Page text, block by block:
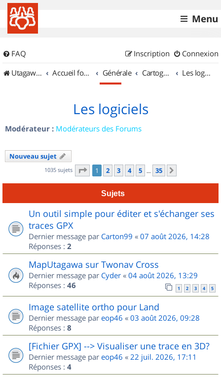
Menu
FAQ Connexion
Inscription
UtagawaVTT (Randos VTT et VTTAE avec traces GPS)
Accueil forum Générale Cartographie et GPS Les logiciels
Les logiciels
Modérateur : Modérateurs des Forums
Nouveau sujet
1035 sujets Page 1sur
1 2 3 4 5 … 35
Sujets
Un outil simple pour éditer et s'échanger ses
traces GPX
Dernier message par Carton99 « 07 août 2026, 14:28
Réponses : 2
MapUtagawa sur Twonav Cross
Dernier message par Cyder « 04 août 2026, 13:29
Réponses : 46 1 2 3 4 5
Image satellite ortho pour Land
Dernier message par eop46 « 03 août 2026, 09:28
Réponses : 8
[Fichier GPX] --> Visualiser une trace en 3D?
Dernier message par eop46 « 22 juil. 2026, 17:11
Réponses : 4